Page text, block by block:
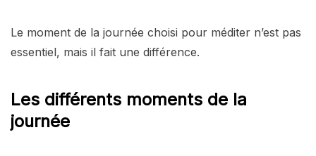
Le moment de la journée choisi pour méditer n’est pas
essentiel, mais il fait une différence.
Les différents moments de la
journée